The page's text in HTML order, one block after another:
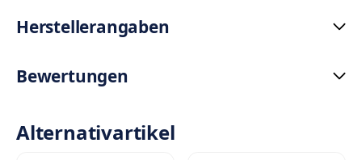
Herstellerangaben
Bewertungen
Alternativartikel